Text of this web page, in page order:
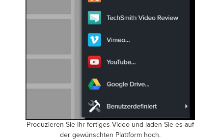
Produzieren Sie Ihr fertiges Video und laden Sie es auf
der gewünschten Plattform hoch.